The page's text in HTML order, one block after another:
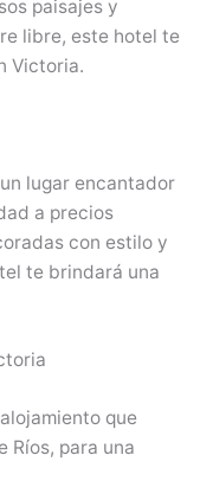
paisajes y
libre, este hotel te
Victoria.
lugar encantador
a precios
con estilo y
te brindará una
que
Ríos, para una